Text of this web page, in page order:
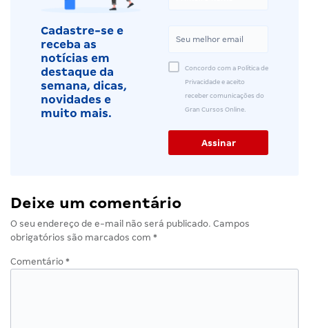
Cadastre-se e
receba as
notícias em
destaque da
semana, dicas,
novidades e
muito mais.
Concordo com a Política de
Privacidade e aceito
receber comunicações do
Gran Cursos Online.
Deixe um comentário
O seu endereço de e-mail não será publicado. Campos
obrigatórios são marcados com *
Comentário *